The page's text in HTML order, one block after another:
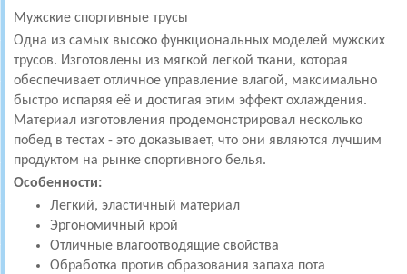
Мужские спортивные трусы
Одна из самых высоко функциональных моделей мужских
трусов. Изготовлены из мягкой легкой ткани, которая
обеспечивает отличное управление влагой, максимально
быстро испаряя её и достигая этим эффект охлаждения.
Материал изготовления продемонстрировал несколько
побед в тестах - это доказывает, что они являются лучшим
продуктом на рынке спортивного белья.
Особенности:
Легкий, эластичный материал
Эргономичный крой
Отличные влагоотводящие свойства
Обработка против образования запаха пота